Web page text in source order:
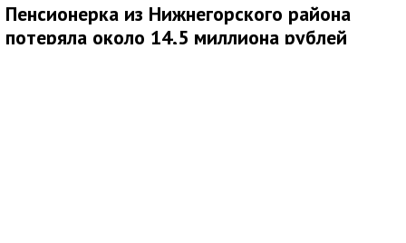
Пенсионерка из Нижнегорского района
потеряла около 14,5 миллиона рублей